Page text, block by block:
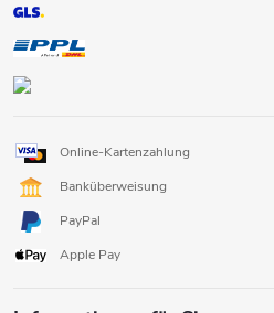
Online-Kartenzahlung
Banküberweisung
PayPal
Apple Pay